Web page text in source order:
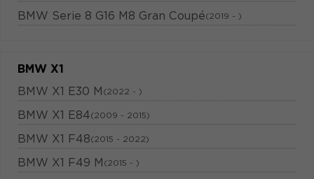
BMW Serie 8 G16 M8 Gran Coupé(2019 - )
BMW X1
BMW X1 E30 M (2022 - )
BMW X1 E84(2009 - 2015)
BMW X1 F48(2015 - 2022)
BMW X1 F49 M (2015 - )